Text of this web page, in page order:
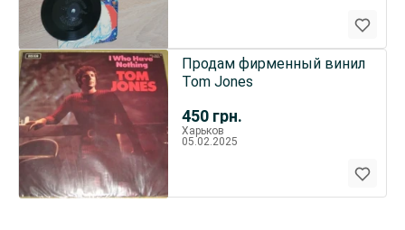
450 грн.
Продам фирменный винил
Tom Jones
Харьков
05.02.2025